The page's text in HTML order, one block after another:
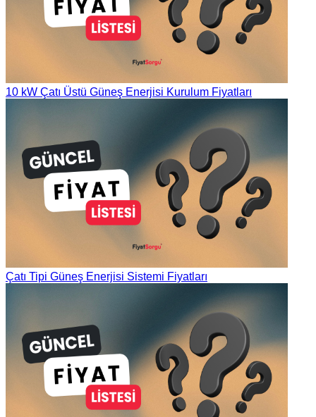
10 kW Çatı Üstü Güneş Enerjisi Kurulum Fiyatları
Çatı Tipi Güneş Enerjisi Sistemi Fiyatları